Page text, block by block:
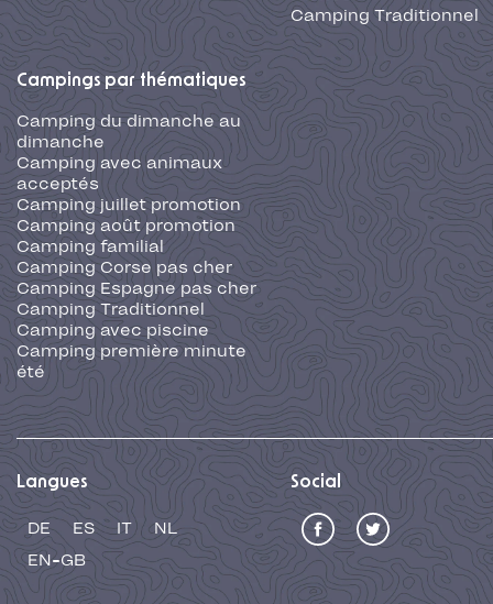
Camping Traditionnel
Campings par thématiques
Camping du dimanche au
dimanche
Camping avec animaux
acceptés
Camping juillet promotion
Camping août promotion
Camping familial
Camping Corse pas cher
Camping Espagne pas cher
Camping Traditionnel
Camping avec piscine
Camping première minute
été
Langues
DE ES IT
NL
EN-GB
Social